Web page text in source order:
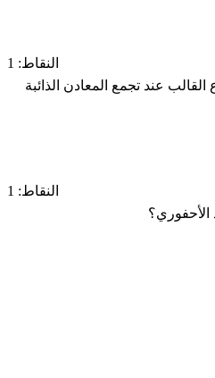
النقاط: 1
عند تجمع المعادن الذائبة
النقاط: 1
الأحفوري؟